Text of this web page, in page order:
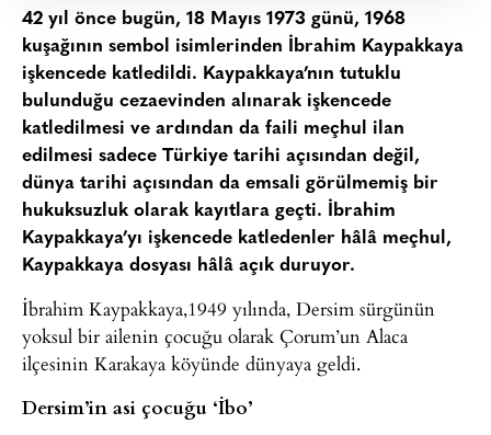
42 yıl önce bugün, 18 Mayıs 1973 günü, 1968
kuşağının sembol isimlerinden İbrahim Kaypakkaya
işkencede katledildi. Kaypakkaya’nın tutuklu
bulunduğu cezaevinden alınarak işkencede
katledilmesi ve ardından da faili meçhul ilan
edilmesi sadece Türkiye tarihi açısından değil,
dünya tarihi açısından da emsali görülmemiş bir
hukuksuzluk olarak kayıtlara geçti. İbrahim
Kaypakkaya’yı işkencede katledenler hâlâ meçhul,
Kaypakkaya dosyası hâlâ açık duruyor.
İbrahim Kaypakkaya,1949 yılında, Dersim sürgünün
yoksul bir ailenin çocuğu olarak Çorum’un Alaca
ilçesinin Karakaya köyünde dünyaya geldi.
Dersim’in asi çocuğu ‘İbo’